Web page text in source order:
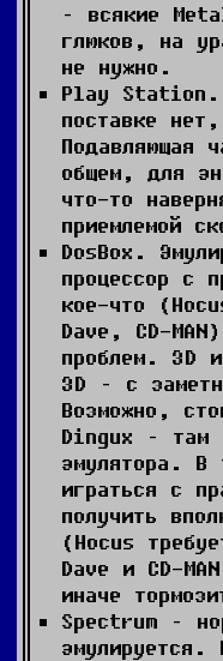
– всякие
глюков, на
не нужно.
Play Station.
поставке
Подавляющая
общем, для
что-то
приемлемой
DosBox.
процессор с
кое-что
Dave, CD-
проблем. 3D
3D – с
Возможно,
Dingux – там
эмулятора. В
играться с
получить
(Hocus
Dave и CD-
иначе
Spectrum –
эмулируется.